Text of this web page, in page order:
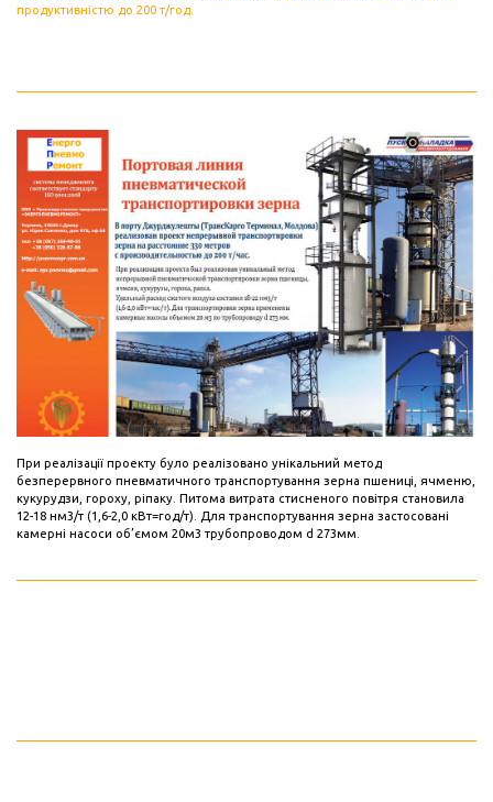
продуктивністю до 200 т/год.
При реалізації проекту було реалізовано унікальний метод
безперервного пневматичного транспортування зерна пшениці, ячменю,
кукурудзи, гороху, ріпаку. Питома витрата стисненого повітря становила
12-18 нм3/т (1,6-2,0 кВт=год/т). Для транспортування зерна застосовані
камерні насоси об’ємом 20м3 трубопроводом d 273мм.